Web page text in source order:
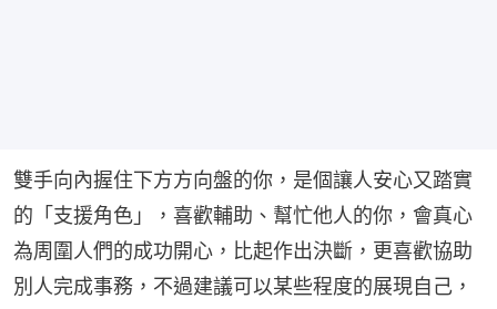
雙手向內握住下方方向盤的你，是個讓人安心又踏實
的「支援角色」，喜歡輔助、幫忙他人的你，會真心
為周圍人們的成功開心，比起作出決斷，更喜歡協助
別人完成事務，不過建議可以某些程度的展現自己，